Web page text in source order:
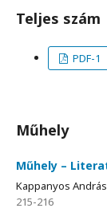
Teljes szám
PDF-1
Műhely
Műhely –
Kappanyos András
215-216